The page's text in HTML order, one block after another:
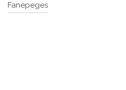
Fanepeges